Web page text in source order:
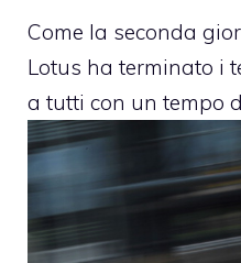
Come la seconda
Lotus ha terminato i
a tutti con un tempo